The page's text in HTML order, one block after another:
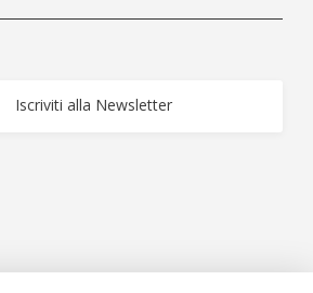
Iscriviti alla Newsletter